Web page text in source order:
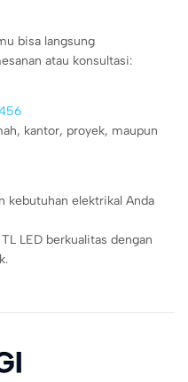
bisa langsung
atau konsultasi:
kantor, proyek, maupun
kebutuhan elektrikal Anda
LED berkualitas dengan